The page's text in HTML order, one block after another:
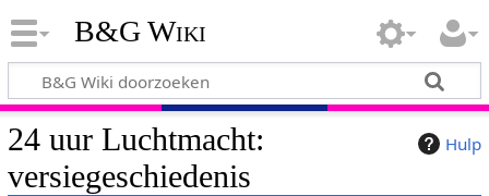
B&G Wiki
Hulp
24 uur Luchtmacht:
versiegeschiedenis